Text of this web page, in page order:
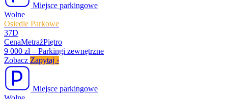
Miejsce parkingowe
Wolne
Osiedle Parkowe
37D
CenaMetrażPiętro
9 000 zł – Parkingi zewnętrzne
Zobacz Zapytaj ›
Miejsce parkingowe